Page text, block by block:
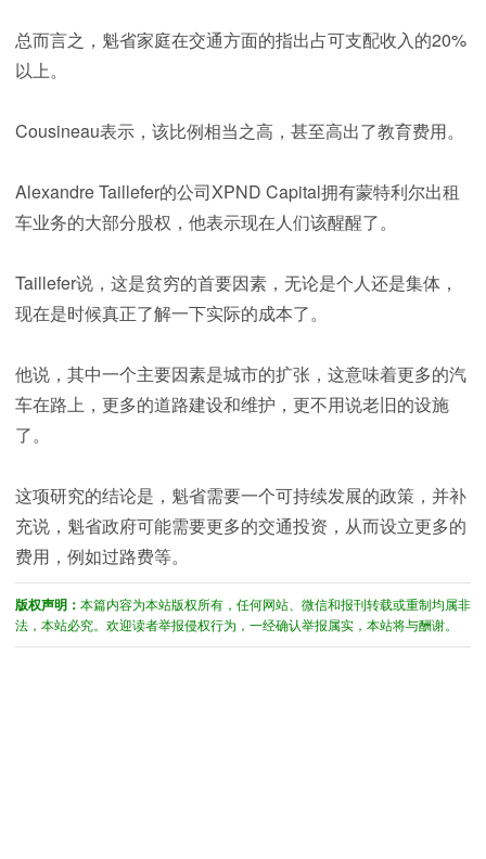
总而言之，魁省家庭在交通方面的指出占可支配收入的20%
以上。
Cousineau表示，该比例相当之高，甚至高出了教育费用。
Alexandre Taillefer的公司XPND Capital拥有蒙特利尔出租
车业务的大部分股权​​，他表示现在人们该醒醒了。
Taillefer说，这是贫穷的首要因素，无论是个人还是集体，
现在是时候真正了解一下实际的成本了。
他说，其中一个主要因素是城市的扩张，这意味着更多的汽
车在路上，更多的道路建设和维护，更不用说老旧的设施
了。
这项研究的结论是，魁省需要一个可持续发展的政策，并补
充说，魁省政府可能需要更多的交通投资，从而设立更多的
费用，例如过路费等。
版权声明： 本篇内容为本站版权所有，任何网站、微信和报刊转载或重制均属非
法，本站必究。欢迎读者举报侵权行为，一经确认举报属实，本站将与酬谢。